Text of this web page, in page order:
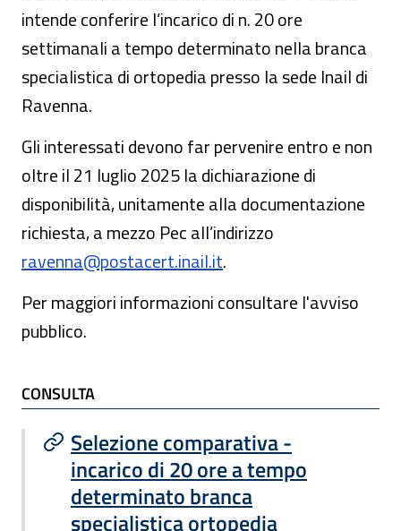
intende conferire l’incarico di n. 20 ore
settimanali a tempo determinato nella branca
specialistica di ortopedia presso la sede Inail di
Ravenna.
Gli interessati devono far pervenire entro e non
oltre il 21 luglio 2025 la dichiarazione di
disponibilità, unitamente alla documentazione
richiesta, a mezzo Pec all’indirizzo
ravenna@postacert.inail.it.
Per maggiori informazioni consultare l'avviso
pubblico.
TI POTREBBE INTERESSARE
CONSULTA
Selezione comparativa -
incarico di 20 ore a tempo
determinato branca
specialistica ortopedia